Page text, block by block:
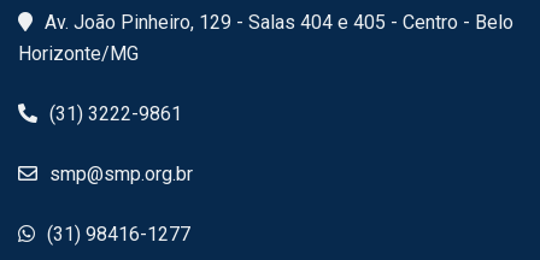
Av. João Pinheiro, 129 - Salas 404 e 405 - Centro - Belo
Horizonte/MG
(31) 3222-9861
smp@smp.org.br
(31) 98416-1277